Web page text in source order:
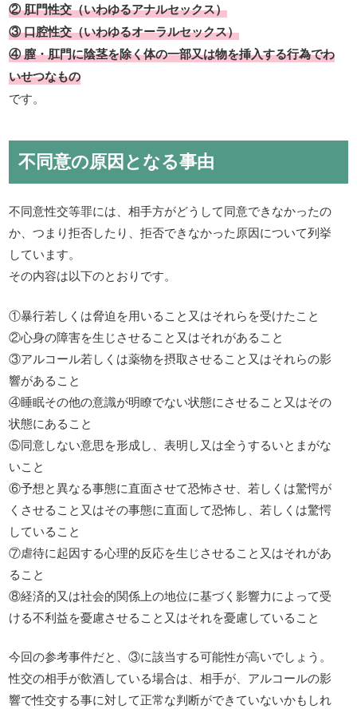
② 肛門性交（いわゆるアナルセックス）
③ 口腔性交（いわゆるオーラルセックス）
④ 膣・肛門に陰茎を除く体の一部又は物を挿入する行為でわ
いせつなもの
です。
不同意の原因となる事由
不同意性交等罪には、相手方がどうして同意できなかったの
か、つまり拒否したり、拒否できなかった原因について列挙
しています。
その内容は以下のとおりです。
①暴行若しくは脅迫を用いること又はそれらを受けたこと
②心身の障害を生じさせること又はそれがあること
③アルコール若しくは薬物を摂取させること又はそれらの影
響があること
④睡眠その他の意識が明瞭でない状態にさせること又はその
状態にあること
⑤同意しない意思を形成し、表明し又は全うするいとまがな
いこと
⑥予想と異なる事態に直面させて恐怖させ、若しくは驚愕が
くさせること又はその事態に直面して恐怖し、若しくは驚愕
していること
⑦虐待に起因する心理的反応を生じさせること又はそれがあ
ること
⑧経済的又は社会的関係上の地位に基づく影響力によって受
ける不利益を憂慮させること又はそれを憂慮していること
今回の参考事件だと、③に該当する可能性が高いでしょう。
性交の相手が飲酒している場合は、相手が、アルコールの影
響で性交する事に対して正常な判断ができていないかもしれ